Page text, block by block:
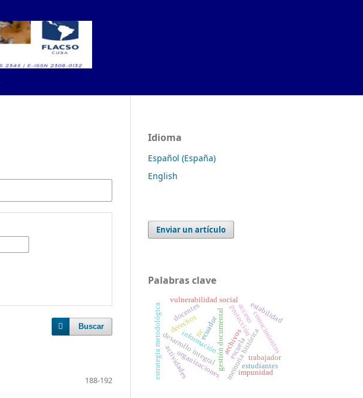
Buscar
188-192
Idioma
Español (España)
English
Enviar un artículo
Palabras clave
gestión documentalarchivos
memoria histórica
organizaciones
información
desarrollo integral
protección
vulnerabilidad social
ecuador
actividades
conocimientos
estrategia metodológica tic
trabajador
derechos estabilidad
docentes
escuela
estudiantes
acceso
impunidad